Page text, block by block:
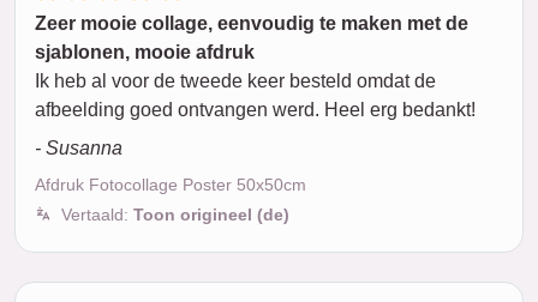
Zeer mooie collage, eenvoudig te maken met de
sjablonen, mooie afdruk
Ik heb al voor de tweede keer besteld omdat de
afbeelding goed ontvangen werd. Heel erg bedankt!
- Susanna
Afdruk Fotocollage Poster 50x50cm
Vertaald: Toon origineel (de)